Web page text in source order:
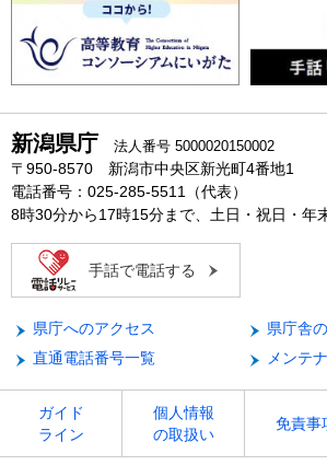
新潟県庁 法人番号 5000020150002
〒950-8570 新潟市中央区新光町4番地1
電話番号：025-285-5511（代表）
8時30分から17時15分まで、土日・祝日・年
手話で電話する
県庁へのアクセス
県庁舎
直通電話番号一覧
メンテ
ガイド
ライン
個人情報
の取扱い
免責事